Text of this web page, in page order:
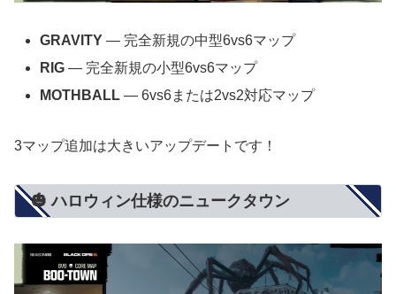
GRAVITY — 完全新規の中型6vs6マップ
RIG — 完全新規の小型6vs6マップ
MOTHBALL — 6vs6または2vs2対応マップ
3マップ追加は大きいアップデートです！
🎃 ハロウィン仕様のニュークタウン